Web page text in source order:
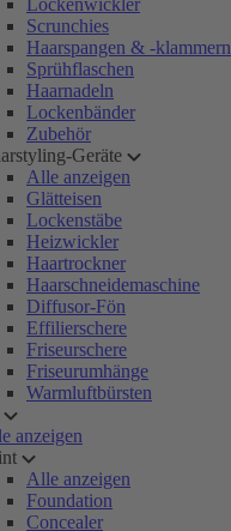
Lockenwickler
Scrunchies
Haarspangen & -klammern
Sprühflaschen
Haarnadeln
Lockenbänder
Zubehör
Geräte
Alle anzeigen
Glätteisen
Lockenstäbe
Heizwickler
Haartrockner
Haarschneidemaschine
Diffusor-Fön
Effilierschere
Friseurschere
Friseurumhänge
Warmluftbürsten
anzeigen
Alle anzeigen
Foundation
Concealer